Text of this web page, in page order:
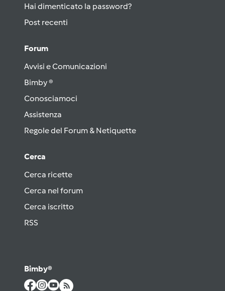
Hai dimenticato la password?
Post recenti
Forum
Avvisi e Comunicazioni
Bimby ®
Conosciamoci
Assistenza
Regole del Forum & Netiquette
Cerca
Cerca ricette
Cerca nel forum
Cerca iscritto
RSS
Bimby®